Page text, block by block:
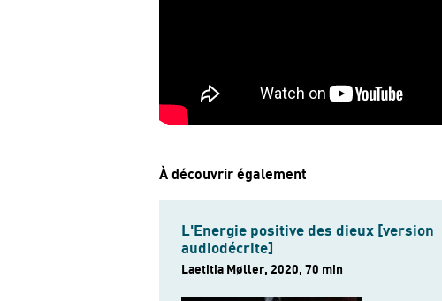
À découvrir également
L'Energie positive des dieux [version
audiodécrite]
Laetitia Møller, 2020, 70 min